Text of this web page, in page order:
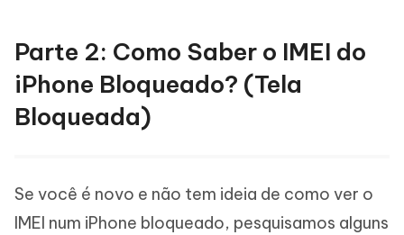
Parte 2: Como Saber o IMEI do
iPhone Bloqueado? (Tela
Bloqueada)
Se você é novo e não tem ideia de como ver o
IMEI num iPhone bloqueado, pesquisamos alguns